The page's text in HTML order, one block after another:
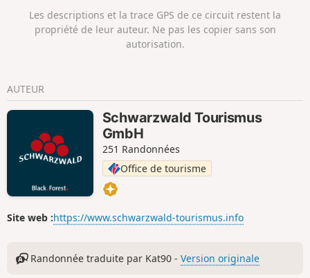
Les descriptions et la trace GPS de ce circuit restent la
propriété de leur auteur. Ne pas les copier sans son
autorisation.
AUTEUR
Schwarzwald Tourismus
GmbH
251 Randonnées
Office de tourisme
Site web :https://www.schwarzwald-tourismus.info
Randonnée traduite par Kat90 -Version originale